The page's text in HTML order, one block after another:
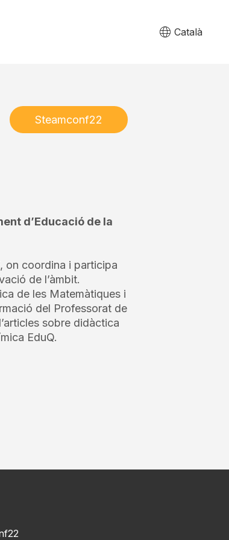
Català
Steamconf22
d’Educació de la
on coordina i participa
de l’àmbit.
de les Matemàtiques i
del Professorat de
sobre didàctica
EduQ.